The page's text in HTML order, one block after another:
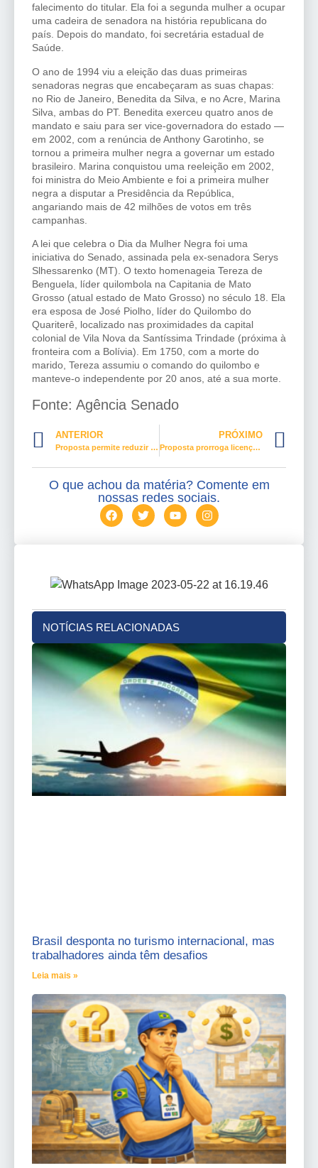
falecimento do titular. Ela foi a segunda mulher a ocupar
uma cadeira de senadora na história republicana do
país. Depois do mandato, foi secretária estadual de
Saúde.
O ano de 1994 viu a eleição das duas primeiras
senadoras negras que encabeçaram as suas chapas:
no Rio de Janeiro, Benedita da Silva, e no Acre, Marina
Silva, ambas do PT. Benedita exerceu quatro anos de
mandato e saiu para ser vice-governadora do estado —
em 2002, com a renúncia de Anthony Garotinho, se
tornou a primeira mulher negra a governar um estado
brasileiro. Marina conquistou uma reeleição em 2002,
foi ministra do Meio Ambiente e foi a primeira mulher
negra a disputar a Presidência da República,
angariando mais de 42 milhões de votos em três
campanhas.
A lei que celebra o Dia da Mulher Negra foi uma
iniciativa do Senado, assinada pela ex-senadora Serys
Slhessarenko (MT). O texto homenageia Tereza de
Benguela, líder quilombola na Capitania de Mato
Grosso (atual estado de Mato Grosso) no século 18. Ela
era esposa de José Piolho, líder do Quilombo do
Quariterê, localizado nas proximidades da capital
colonial de Vila Nova da Santíssima Trindade (próxima à
fronteira com a Bolívia). Em 1750, com a morte do
marido, Tereza assumiu o comando do quilombo e
manteve-o independente por 20 anos, até a sua morte.
Fonte: Agência Senado
ANTERIOR
Proposta permite reduzir jornada de trabalhador do turismo por até 180 dias
PRÓXIMO
Proposta prorroga licença-maternidade até o fim da pandemia
O que achou da matéria? Comente em
nossas redes sociais.
NOTÍCIAS RELACIONADAS
Brasil desponta no turismo internacional, mas
trabalhadores ainda têm desafios
Leia mais »